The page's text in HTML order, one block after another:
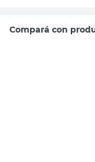
Compará con